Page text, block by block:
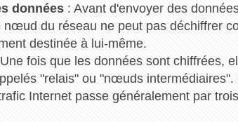
données: Avant d'envoyer des
nœud du réseau ne peut pas déchiffrer
destinée à lui-même.
fois que les données sont chiffrées,
"relais" ou "nœuds intermédiaires".
Internet passe généralement par